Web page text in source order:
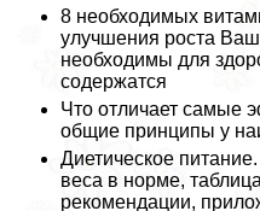
8 необходимых
улучшения роста
необходимы для
содержатся
Что отличает самые
общие принципы у
Диетическое
веса в норме,
рекомендации,